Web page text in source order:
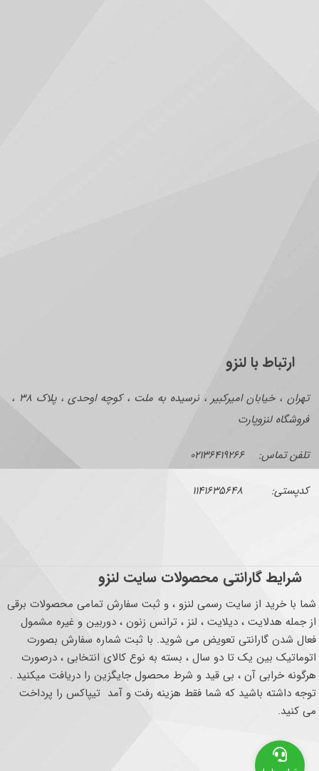
ارتباط با لنزو
تهران ، خیابان امیرکبیر ، نرسیده به ملت ، کوچه اوحدی ، پلاک ۳۸ ،
فروشگاه لنزوپارت
تلفن تماس: ۰۲۱۳۶۴۱۹۲۶۶
کدپستی: ۱۱۴۱۶۳۵۶۴۸
شرایط گارانتی محصولات سایت لنزو
شما با خرید از سایت رسمی لنزو ، و ثبت سفارش تمامی محصولات برقی
از جمله هدلایت ، دیلایت ، لنز ، ترانس زنون ، دوربین و غیره مشمول
فعال شدن گارانتی تعویض می شوید. با ثبت شماره سفارش بصورت
اتوماتیک بین یک تا دو سال ، بسته به نوع کالای انتخابی ، درصورت
هرگونه خرابی آن ، بی قید و شرط محصول جایگزین را دریافت میکنید .
توجه داشته باشید که شما فقط هزینه رفت و آمد تیپاکس را پرداخت
می کنید.